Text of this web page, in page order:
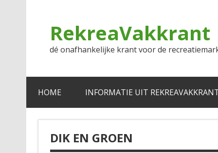
RekreaVakkrant
dé onafhankelijke krant voor de
HOME INFORMATIE UIT
DIK EN GROEN